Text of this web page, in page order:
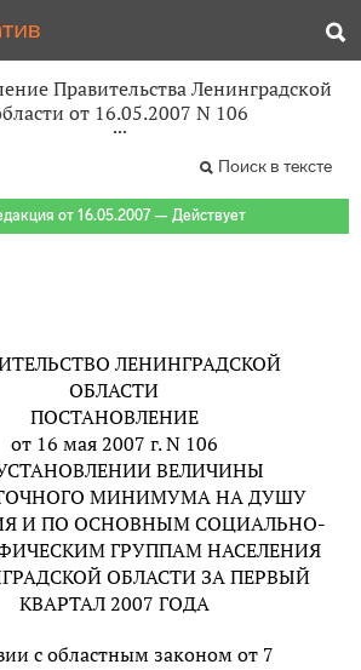
Правительства Ленинградской
от 16.05.2007 N 106
Поиск в тексте
от 16.05.2007 — Действует
ЛЕНИНГРАДСКОЙ
ОБЛАСТИ
ПОСТАНОВЛЕНИЕ
от 16 мая 2007 г. N 106
ВЕЛИЧИНЫ
МИНИМУМА НА ДУШУ
И ПО ОСНОВНЫМ СОЦИАЛЬНО-
ГРУППАМ НАСЕЛЕНИЯ
ОБЛАСТИ ЗА ПЕРВЫЙ
КВАРТАЛ 2007 ГОДА
с областным законом от 7